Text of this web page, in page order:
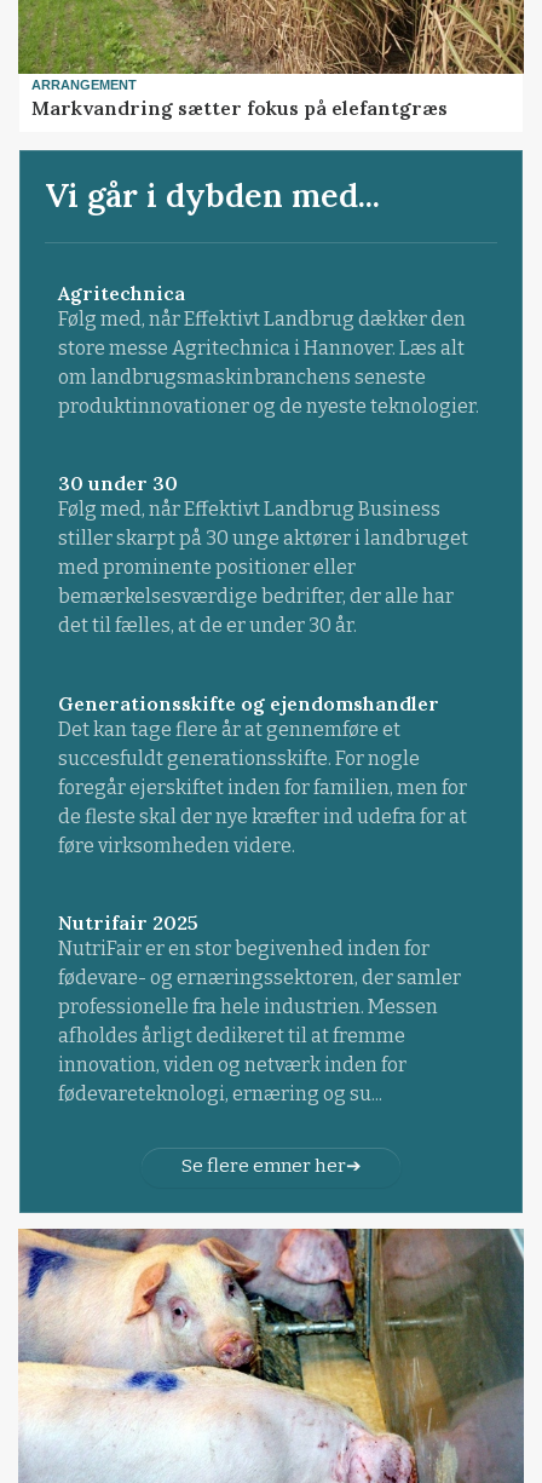
ARRANGEMENT
Markvandring sætter fokus på elefantgræs
Vi går i dybden med...
Agritechnica
Følg med, når Effektivt Landbrug dækker den
store messe Agritechnica i Hannover. Læs alt
om landbrugsmaskinbranchens seneste
produktinnovationer og de nyeste teknologier.
30 under 30
Følg med, når Effektivt Landbrug Business
stiller skarpt på 30 unge aktører i landbruget
med prominente positioner eller
bemærkelsesværdige bedrifter, der alle har
det til fælles, at de er under 30 år.
Generationsskifte og ejendomshandler
Det kan tage flere år at gennemføre et
succesfuldt generationsskifte. For nogle
foregår ejerskiftet inden for familien, men for
de fleste skal der nye kræfter ind udefra for at
føre virksomheden videre.
Nutrifair 2025
NutriFair er en stor begivenhed inden for
fødevare- og ernæringssektoren, der samler
professionelle fra hele industrien. Messen
afholdes årligt dedikeret til at fremme
innovation, viden og netværk inden for
fødevareteknologi, ernæring og su...
Se flere emner her